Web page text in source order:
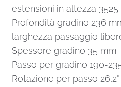
estensioni in altezza 3525
Profondità gradino 236
larghezza passaggio
Spessore gradino 35 mm
Passo per gradino 190-
Rotazione per passo 26,2°